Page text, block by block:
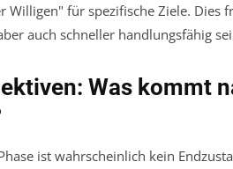
Willigen" für spezifische Ziele. Dies
auch schneller handlungsfähig
Was kommt
ist wahrscheinlich kein